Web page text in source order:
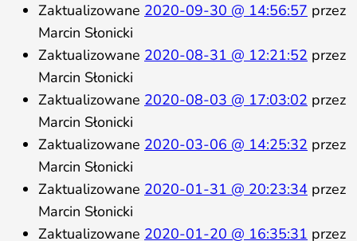
Zaktualizowane 2020-09-30 @ 14:56:57 przez
Marcin Słonicki
Zaktualizowane 2020-08-31 @ 12:21:52 przez
Marcin Słonicki
Zaktualizowane 2020-08-03 @ 17:03:02 przez
Marcin Słonicki
Zaktualizowane 2020-03-06 @ 14:25:32 przez
Marcin Słonicki
Zaktualizowane 2020-01-31 @ 20:23:34 przez
Marcin Słonicki
Zaktualizowane 2020-01-20 @ 16:35:31 przez